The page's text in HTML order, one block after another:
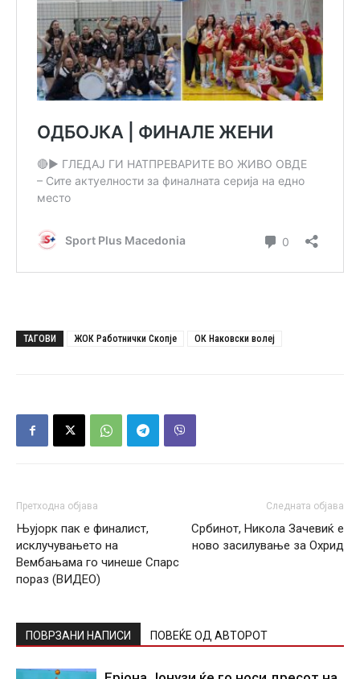
ТАГОВИ ЖОК Работнички Скопје ОК Наковски волеј
Претходна објава
Њујорк пак е финалист,
исклучувањето на
Вембањама го чинеше Спарс
пораз (ВИДЕО)
Следната објава
Србинот, Никола Зачевиќ е
ново засилување за Охрид
ПОВРЗАНИ НАПИСИ ПОВЕЌЕ ОД АВТОРОТ